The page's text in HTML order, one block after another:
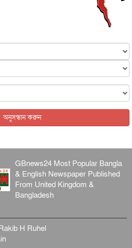
৬ আগস্ট, ২০২৬
নেওয়ার জন্য সবাই প্রতিযোগিতায় নেমেছে :
৬ আগস্ট, ২০২৬
৬ আগস্ট, ২০২৬
অনুসন্ধান করুন
GBnews24 Most Popular Bangla
& English Newspaper Published
From United Kingdom &
Bangladesh
H Ruhel